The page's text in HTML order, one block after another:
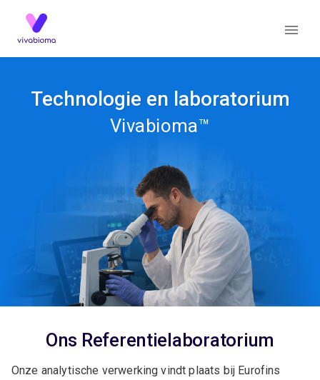
Technologie en laboratorium
Vivabioma™
Ons Referentielaboratorium
Onze analytische verwerking vindt plaats bij Eurofins